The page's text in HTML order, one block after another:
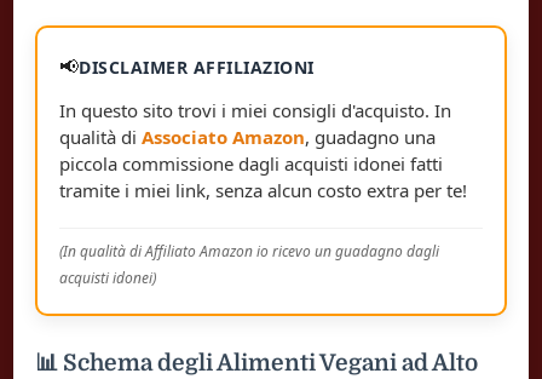
📢DISCLAIMER AFFILIAZIONI
In questo sito trovi i miei consigli d'acquisto. In
qualità di Associato Amazon, guadagno una
piccola commissione dagli acquisti idonei fatti
tramite i miei link, senza alcun costo extra per te!
(In qualità di Affiliato Amazon io ricevo un guadagno dagli
acquisti idonei)
📊 Schema degli Alimenti Vegani ad Alto